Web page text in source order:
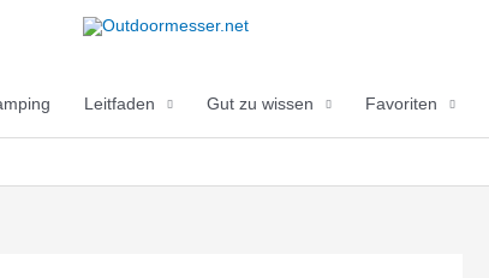
Leitfaden Gut zu wissen Favoriten